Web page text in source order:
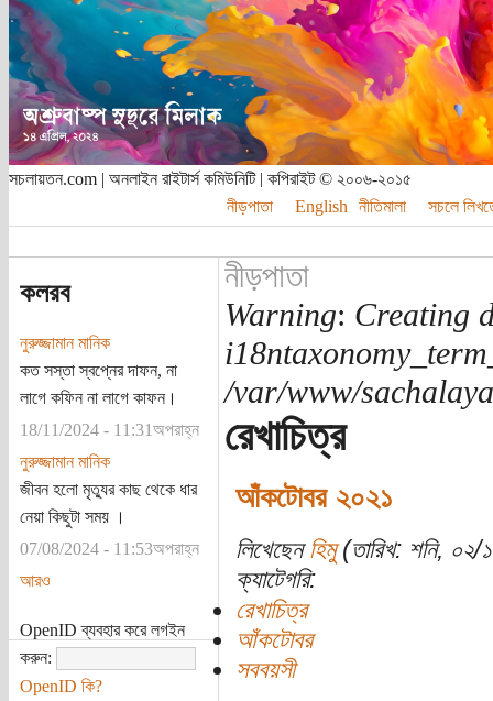
সচলায়তন.com | অনলাইন রাইটার্স কমিউনিটি | কপিরাইট © ২০০৬-২০১৫
নীড়পাতা
English নীতিমালা সচলে
কলরব
নুরুজ্জামান মানিক
কত সস্তা স্বপ্নের দাফন, না
লাগে কফিন না লাগে কাফন।
18/11/2024 - 11:31অপরাহ্ন
নুরুজ্জামান মানিক
জীবন হলো মৃত্যুর কাছ থেকে ধার
নেয়া কিছুটা সময় ।
07/08/2024 - 11:53অপরাহ্ন
আরও
OpenID ব্যবহার করে লগইন
করুন:
OpenID কি?
নীড়পাতা
Warning: Creating
/var/www/
রেখাচিত্র
আঁকটোবর ২০২১
লিখেছেন হিমু(তারিখ: শনি, ০২/
ক্যাটেগরি:
রেখাচিত্র
আঁকটোবর
সববয়সী